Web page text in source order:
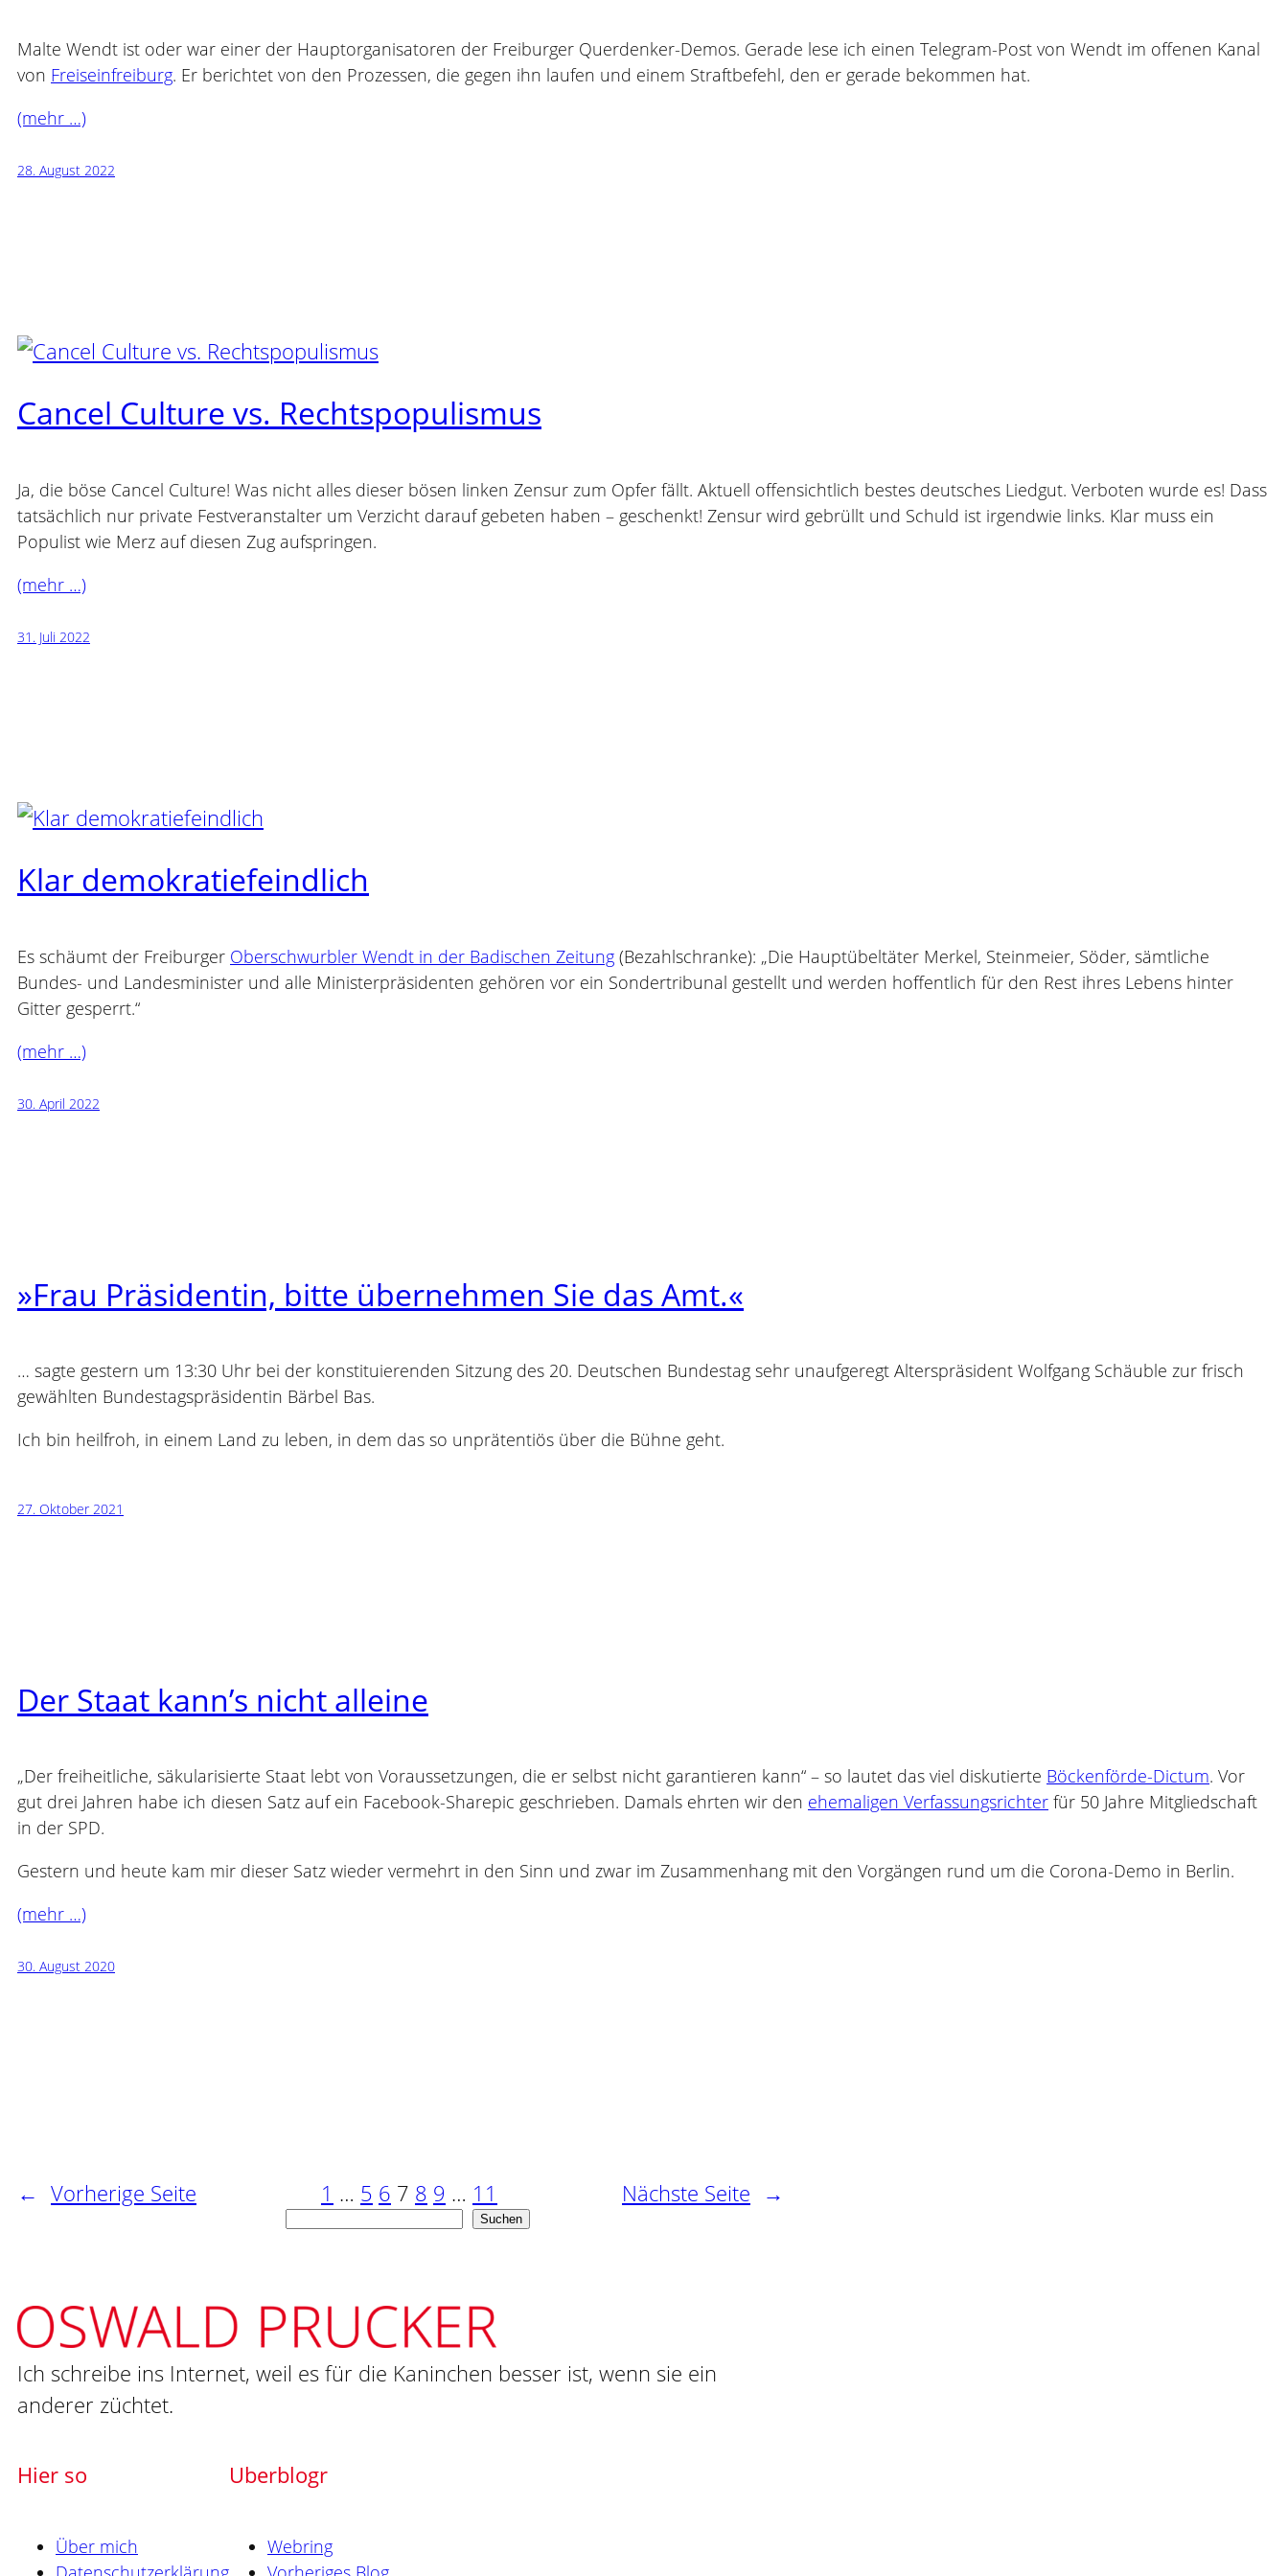
Malte Wendt ist oder war einer der Hauptorganisatoren der Freiburger Querdenker-Demos. Gerade lese ich einen Telegram-Post von Wendt im offenen Kanal
von Freiseinfreiburg. Er berichtet von den Prozessen, die gegen ihn laufen und einem Straftbefehl, den er gerade bekommen hat.
(mehr …)
28. August 2022
Cancel Culture vs. Rechtspopulismus
Ja, die böse Cancel Culture! Was nicht alles dieser bösen linken Zensur zum Opfer fällt. Aktuell offensichtlich bestes deutsches Liedgut. Verboten wurde es! Dass
tatsächlich nur private Festveranstalter um Verzicht darauf gebeten haben – geschenkt! Zensur wird gebrüllt und Schuld ist irgendwie links. Klar muss ein
Populist wie Merz auf diesen Zug aufspringen.
(mehr …)
31. Juli 2022
Klar demokratiefeindlich
Es schäumt der Freiburger Oberschwurbler Wendt in der Badischen Zeitung (Bezahlschranke): „Die Hauptübeltäter Merkel, Steinmeier, Söder, sämtliche
Bundes- und Landesminister und alle Ministerpräsidenten gehören vor ein Sondertribunal gestellt und werden hoffentlich für den Rest ihres Lebens hinter
Gitter gesperrt.“
(mehr …)
30. April 2022
»Frau Präsidentin, bitte übernehmen Sie das Amt.«
… sagte gestern um 13:30 Uhr bei der konstituierenden Sitzung des 20. Deutschen Bundestag sehr unaufgeregt Alterspräsident Wolfgang Schäuble zur frisch
gewählten Bundestagspräsidentin Bärbel Bas.
Ich bin heilfroh, in einem Land zu leben, in dem das so unprätentiös über die Bühne geht.
27. Oktober 2021
Der Staat kann’s nicht alleine
„Der freiheitliche, säkularisierte Staat lebt von Voraussetzungen, die er selbst nicht garantieren kann“ – so lautet das viel diskutierte Böckenförde-Dictum. Vor
gut drei Jahren habe ich diesen Satz auf ein Facebook-Sharepic geschrieben. Damals ehrten wir den ehemaligen Verfassungsrichter für 50 Jahre Mitgliedschaft
in der SPD.
Gestern und heute kam mir dieser Satz wieder vermehrt in den Sinn und zwar im Zusammenhang mit den Vorgängen rund um die Corona-Demo in Berlin.
(mehr …)
30. August 2020
← Vorherige Seite 1 … 5 6 7 8 9 … 11 Nächste Seite →
Suchen
Ich schreibe ins Internet, weil es für die Kaninchen besser ist, wenn sie ein
anderer züchtet.
Hier so
Über mich
Uberblogr
Webring